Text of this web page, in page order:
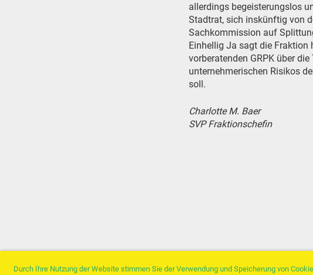
Durch Ihre Nutzung der Website stimmen Sie der Verwendung und Speicherung von
allerdings begeisterungslos
Stadtrat, sich inskünftig von
Sachkommission auf
Einhellig Ja sagt die Fraktion
vorberatenden GRPK über
unternehmerischen Risikos
soll.
Charlotte M. Baer
SVP Fraktionschefin